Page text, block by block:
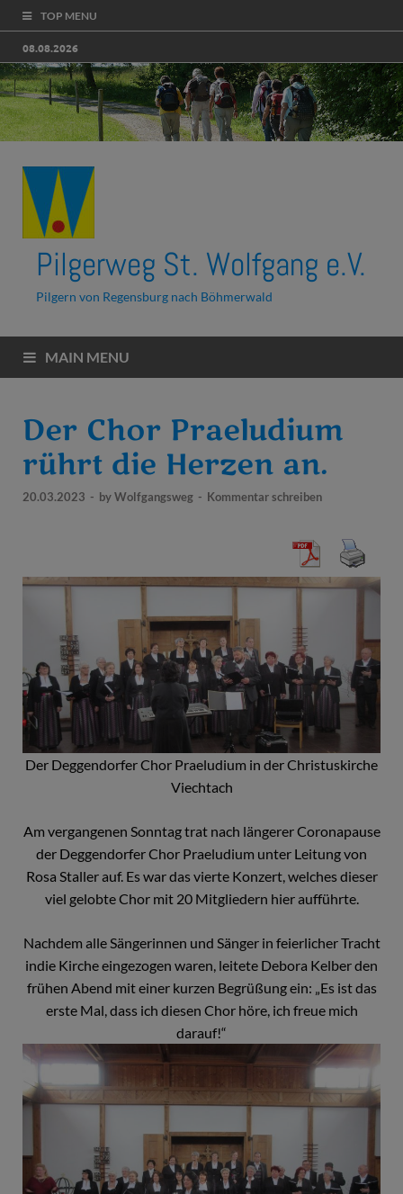
TOP MENU
08.08.2026
Pilgerweg St. Wolfgang e.V.
Pilgern von Regensburg nach Böhmerwald
MAIN MENU
Der Chor Praeludium
rührt die Herzen an.
20.03.2023 - byWolfgangsweg - Kommentar schreiben
Der Deggendorfer Chor Praeludium in der Christuskirche
Viechtach
Am vergangenen Sonntag trat nach längerer Coronapause
der Deggendorfer Chor Praeludium unter Leitung von
Rosa Staller auf. Es war das vierte Konzert, welches dieser
viel gelobte Chor mit 20 Mitgliedern hier aufführte.
Nachdem alle Sängerinnen und Sänger in feierlicher Tracht
indie Kirche eingezogen waren, leitete Debora Kelber den
frühen Abend mit einer kurzen Begrüßung ein: „Es ist das
erste Mal, dass ich diesen Chor höre, ich freue mich
darauf!“